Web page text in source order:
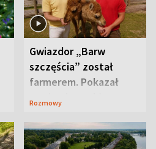
Gwiazdor „Barw
szczęścia” został
farmerem. Pokazał
swoje niezwykłe
Rozmowy